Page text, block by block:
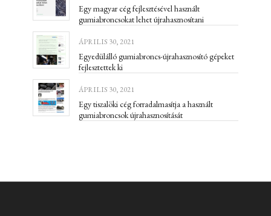
Egy magyar cég fejlesztésével használt
gumiabroncsokat lehet újrahasznosítani
ÁPRILIS 30, 2021
Egyedülálló gumiabroncs-újrahasznosító gépeket
fejlesztettek ki
ÁPRILIS 30, 2021
Egy tiszalöki cég forradalmasítja a használt
gumiabroncsok újrahasznosítását